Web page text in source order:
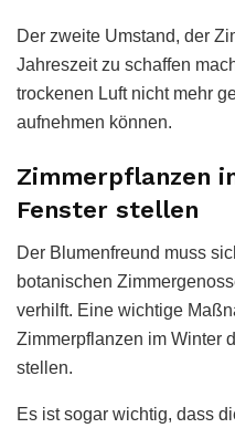
Der zweite Umstand, der
Jahreszeit zu schaffen
trockenen Luft nicht mehr
aufnehmen können.
Zimmerpflanzen
Fenster stellen
Der Blumenfreund muss
botanischen
verhilft. Eine wichtige
Zimmerpflanzen im Winter
stellen.
Es ist sogar wichtig, dass